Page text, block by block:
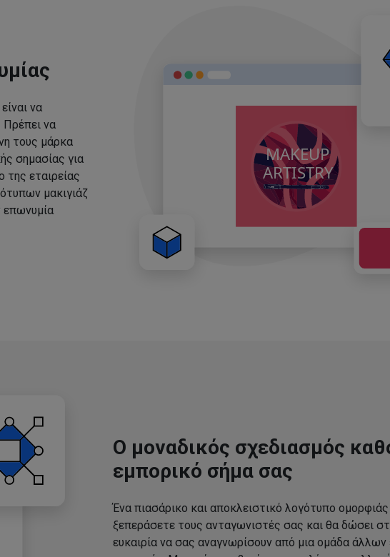
να
να
τους μάρκα
σημασίας για
εταιρείας
μακιγιάζ
επωνυμία
Ο μοναδικός σχεδιασμός
εμπορικό σήμα σας
Ένα πιασάρικο και αποκλειστικό λογότυπο
ξεπεράσετε τους ανταγωνιστές σας και θα δώσει
ευκαιρία να σας αναγνωρίσουν από μια ομάδα